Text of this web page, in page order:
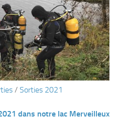
/ Sorties 2021
dans notre lac Merveilleux